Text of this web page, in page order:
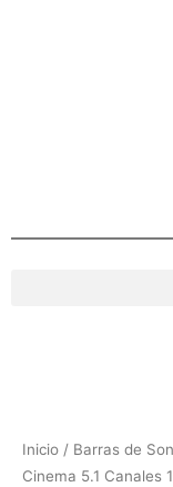
Inicio / Barras de
Cinema 5.1 Canales
Home
Cinema